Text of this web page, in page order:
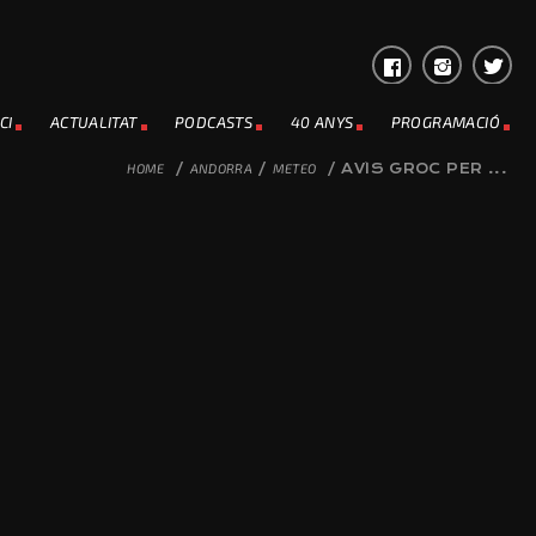
ACTUALITAT PODCASTS 40 ANYS PROGRAMACIÓ
HOME / ANDORRA / METEO / AVÍS GROC PER ...